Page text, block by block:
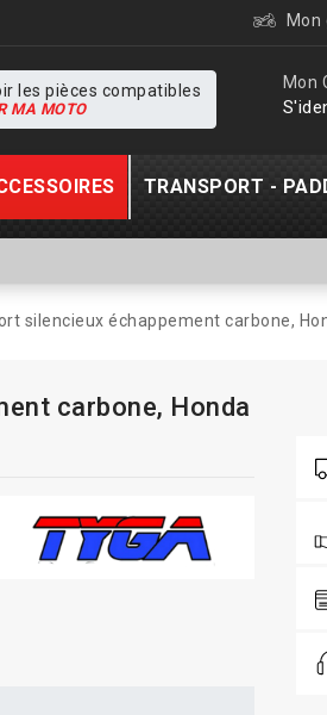
Mon
Mon
les pièces compatibles
MA MOTO
TRANSPORT -
silencieux échappement carbone,
carbone, Honda